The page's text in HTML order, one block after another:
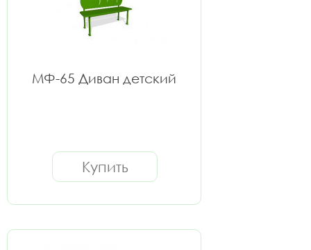
МФ-65 Диван детский
Купить